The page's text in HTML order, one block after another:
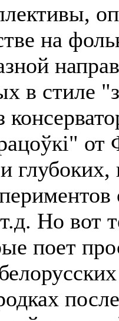
на
в стиле
от
Но вот
поет